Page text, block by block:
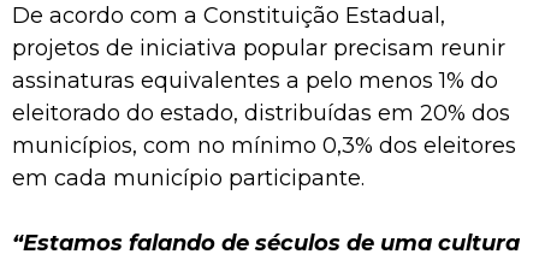
De acordo com a Constituição Estadual,
projetos de iniciativa popular precisam reunir
assinaturas equivalentes a pelo menos 1% do
eleitorado do estado, distribuídas em 20% dos
municípios, com no mínimo 0,3% dos eleitores
em cada município participante.
“Estamos falando de séculos de uma cultura